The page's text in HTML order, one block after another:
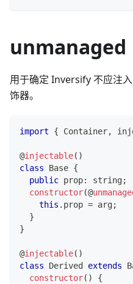
unmanaged
用于确定 Inversify 不应注
饰器。
import { Container,
@injectable( )
class
Base {
public prop: string;
constructor(@
this . prop = arg;
}
}
@injectable( )
class
Derived extends
constructor( )
{